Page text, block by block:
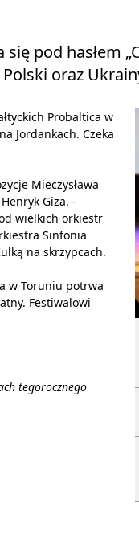
pod hasłem
oraz
Probaltica w
Jordankach. Czeka
Mieczysława
Giza. -
wielkich orkiestr
Sinfonia
na skrzypcach.
w Toruniu potrwa
Festiwalowi
tegorocznego